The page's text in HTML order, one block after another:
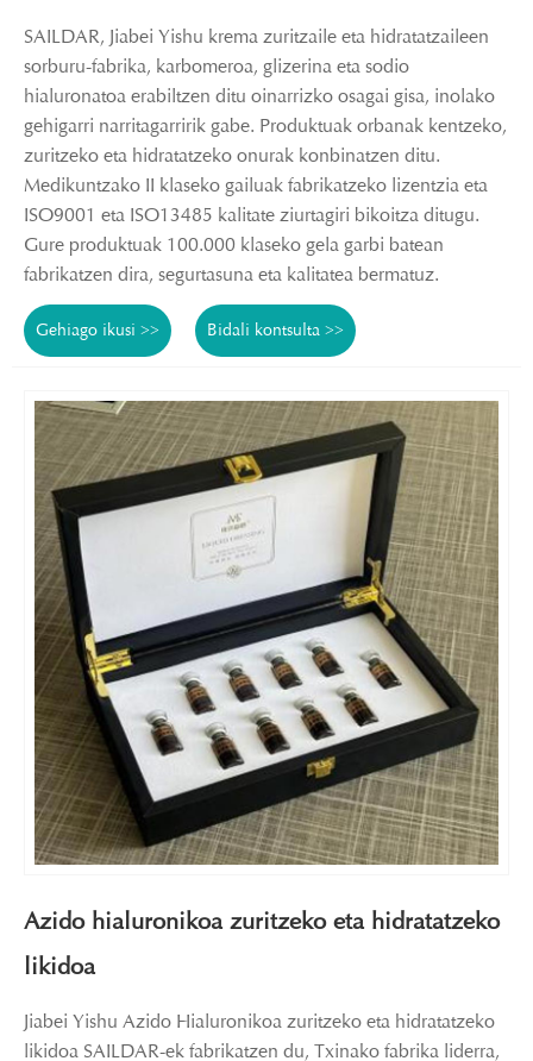
SAILDAR, Jiabei Yishu krema zuritzaile eta hidratatzaileen
sorburu-fabrika, karbomeroa, glizerina eta sodio
hialuronatoa erabiltzen ditu oinarrizko osagai gisa, inolako
gehigarri narritagarririk gabe. Produktuak orbanak kentzeko,
zuritzeko eta hidratatzeko onurak konbinatzen ditu.
Medikuntzako II klaseko gailuak fabrikatzeko lizentzia eta
ISO9001 eta ISO13485 kalitate ziurtagiri bikoitza ditugu.
Gure produktuak 100.000 klaseko gela garbi batean
fabrikatzen dira, segurtasuna eta kalitatea bermatuz.
Gehiago ikusi >> Bidali kontsulta >>
Azido hialuronikoa zuritzeko eta hidratatzeko
likidoa
Jiabei Yishu Azido Hialuronikoa zuritzeko eta hidratatzeko
likidoa SAILDAR-ek fabrikatzen du, Txinako fabrika liderra,